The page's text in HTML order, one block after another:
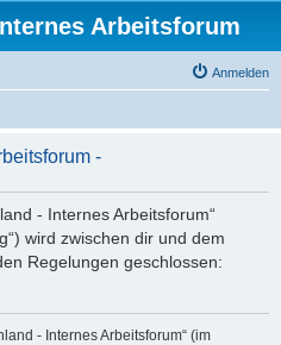
Arbeitsforum
Anmelden
-
- Internes Arbeitsforum“
wird zwischen dir und dem
Regelungen geschlossen:
- Internes Arbeitsforum“ (im